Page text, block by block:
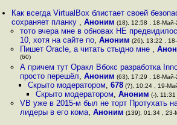
Как всегда VirtualBox блистает своей
сохраняет планку ,Аноним (18), 12:58 , 18-Май-
тото вчера мне в обновах НЕ
10, хотя на сайте по, Аноним (26), 13:22 ,
Пишет Oracle, а читать стыдно мне ,
(60)
А причем тут Оракл Вбокс разработка
просто перешёл, Аноним (63), 17:29 , 18-Май-
Скрыто модератором, 678(?), 10:24 , 19-
Скрыто модератором,Аноним (-),
VB уже в 2015-м был не торт Протухать
лидеры в его кома, Аноним (139), 01:34 , 23-